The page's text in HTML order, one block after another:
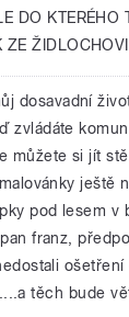
DO KTERÉHO
ZE
dosavadní
zvládáte
můžete si jít
ještě
pod lesem v
franz,
ošetření
těch bude